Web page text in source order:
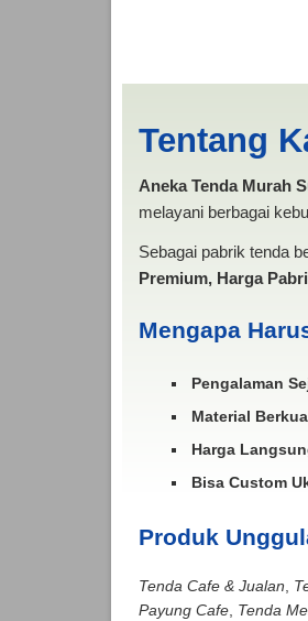
Tentang
Aneka Tenda Murah
melayani berbagai
Sebagai pabrik tenda
Premium, Harga
Mengapa
Pengalaman
Material
Harga
Bisa Custom
Produk
Tenda Cafe & Jualan
Payung Cafe, Tenda